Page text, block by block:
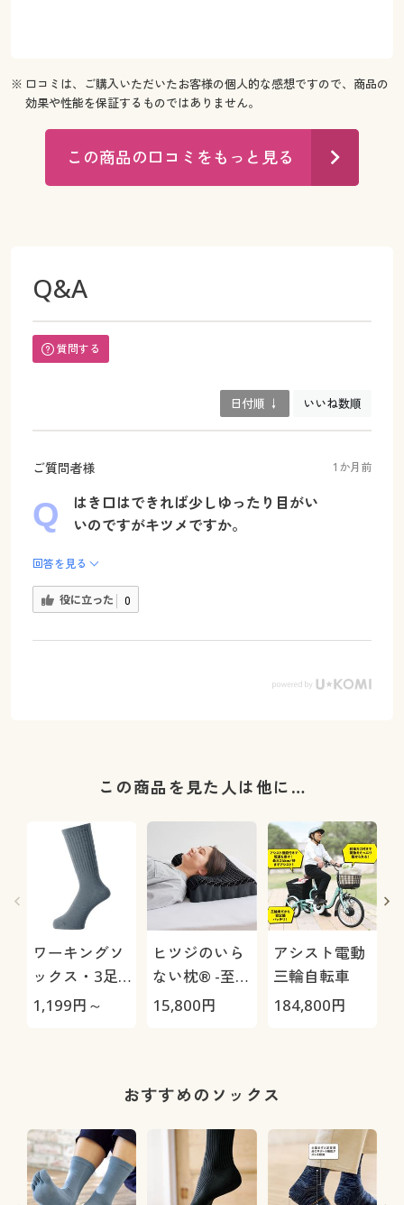
※ 口コミは、ご購入いただいたお客様の個人的な感想ですので、商品の
効果や性能を保証するものではありません。
この商品の口コミをもっと見る
Q&A
質問する
日付順 ↓ いいね数順
ご質問者様 1か月前
はき口はできれば少しゆったり目がい
いのですがキツメですか。
回答を見る
役に立った 0
この商品を見た人は他に…
ワーキングソ
ックス・3足
組
1,199円～
ヒツジのいら
ない枕® -至
極-
15,800円
アシスト電動
三輪自転車
184,800円
おすすめのソックス